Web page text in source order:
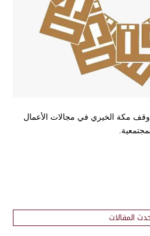
مكة الخيري في مجالات الأعمال
المقالات